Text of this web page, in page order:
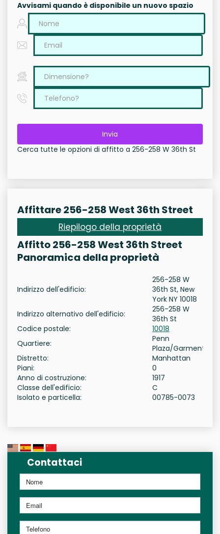
Avvisami quando è disponibile un nuovo spazio
Invia
Cerca tutte le opzioni di affitto a 256-258 W 36th St
Affittare 256-258 West 36th Street
Riepilogo della proprietà
Affitto 256-258 West 36th Street
Panoramica della proprietà
Indirizzo dell'edificio:
256-258 W
36th St, New
York NY 10018
Indirizzo alternativo dell'edificio:
256-258 W
36th St
Codice postale:
10018
Quartiere:
Penn
Plaza/Garment
Distretto:
Manhattan
Piani:
0
Anno di costruzione:
1917
Classe dell'edificio:
C
Isolato e particella:
00785-0073
Contattaci